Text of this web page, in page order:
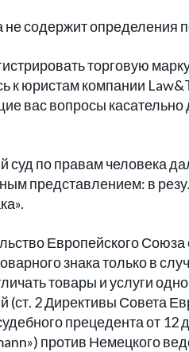
не содержит определения
торговую
к юристам компании
вас вопросы
суд по правам человека
представлением: в
Европейского
знака только в
товары и услуги
(ст. 2 Директивы Совета
прецедента от 12
против Немецкого